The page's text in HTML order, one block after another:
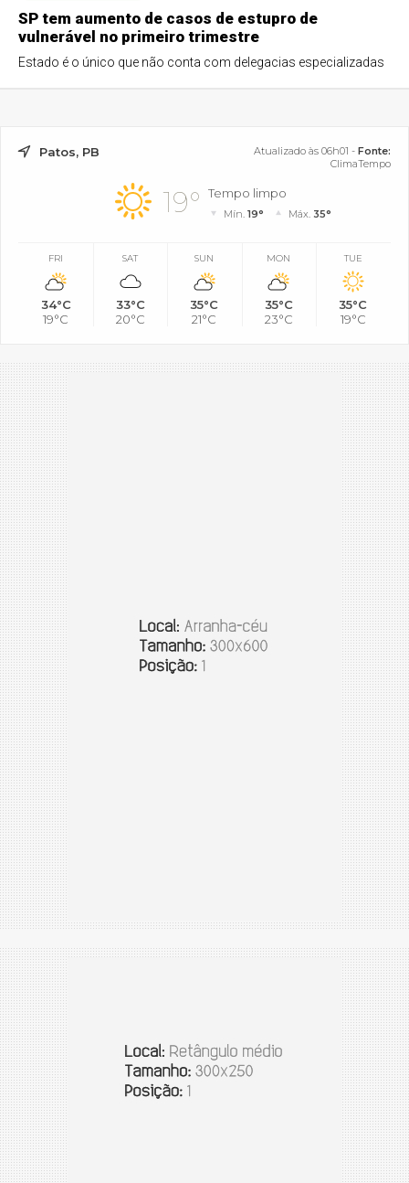
SP tem aumento de casos de estupro de
vulnerável no primeiro trimestre
Estado é o único que não conta com delegacias especializadas
Patos, PB Atualizado às 06h01 - Fonte:
ClimaTempo
19° Tempo limpo
Mín.19° Máx. 35°
FRI
34°C
19°C
SAT
33°C
20°C
SUN
35°C
21°C
MON
35°C
23°C
TUE
35°C
19°C